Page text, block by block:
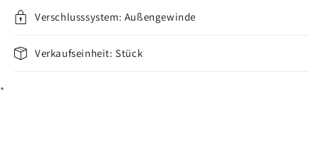
verringern
erhöhen
Verschlusssystem: Außengewinde
Verkaufseinheit: Stück
*